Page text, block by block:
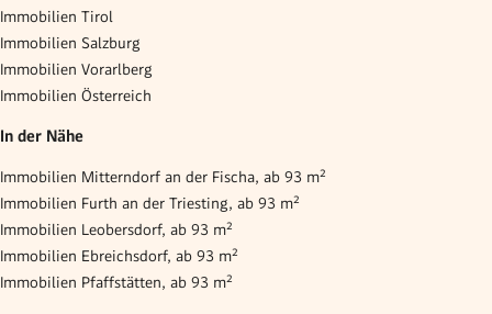
Immobilien Tirol
Immobilien Salzburg
Immobilien Vorarlberg
Immobilien Österreich
In der Nähe
Immobilien Mitterndorf an der Fischa, ab 93 m²
Immobilien Furth an der Triesting, ab 93 m²
Immobilien Leobersdorf, ab 93 m²
Immobilien Ebreichsdorf, ab 93 m²
Immobilien Pfaffstätten, ab 93 m²